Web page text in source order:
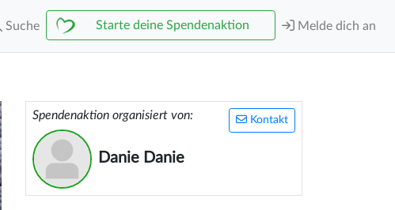
Suche Starte deine Spendenaktion Melde dich an
Kontakt
Spendenaktion organisiert von:
Danie Danie